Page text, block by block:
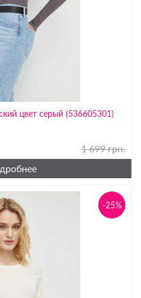
цвет серый (536605301)
1 699 грн.
-25%